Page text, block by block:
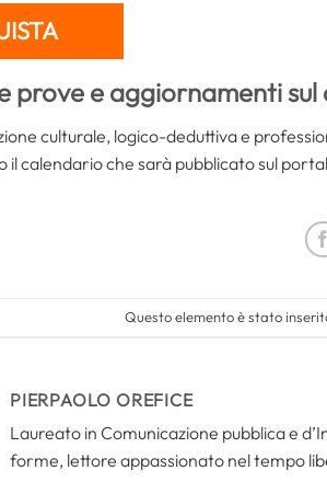
prove e aggiornamenti sul
culturale, logico-deduttiva e
il calendario che sarà pubblicato sul
Questo elemento è stato
PIERPAOLO OREFICE
Laureato in Comunicazione pubblica e
forme, lettore appassionato nel tempo